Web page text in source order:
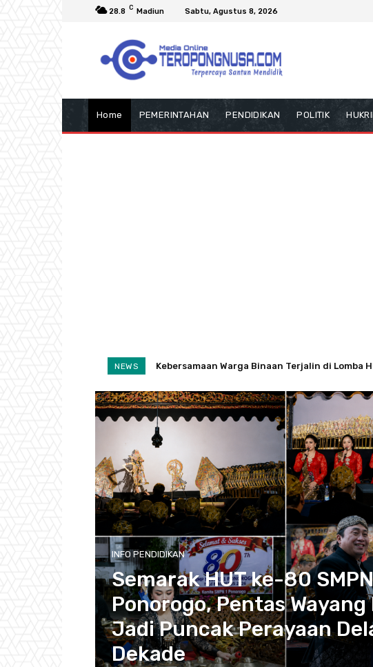
28.8 C Madiun Sabtu, Agustus 8, 2026
Home PEMERINTAHAN PENDIDIKAN POLITIK
NEWS Kesepakatan Lingkungan Berujung Dugaan
INFO PENDIDIKAN
Semarak HUT ke-80
Ponorogo, Pentas
Jadi Puncak Perayaan
Dekade